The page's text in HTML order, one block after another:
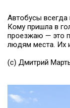
Автобусы
Кому пришла в
проезжаю — это
людям места. Их
(с) Дмитрий